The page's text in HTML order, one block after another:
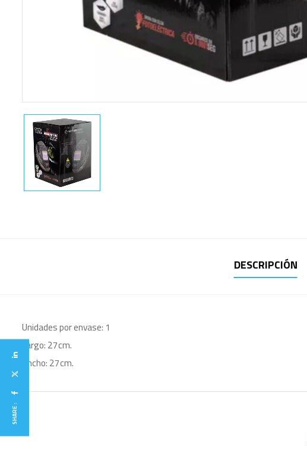
DESCRIPCIÓN
Unidades por envase: 1
Largo: 27cm.
Ancho: 27cm.
SHARE :